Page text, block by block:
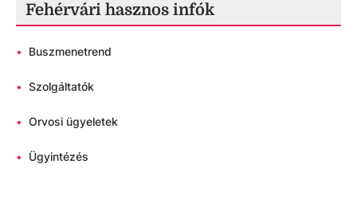
Fehérvári hasznos infók
• Buszmenetrend
• Szolgáltatók
• Orvosi ügyeletek
• Ügyintézés